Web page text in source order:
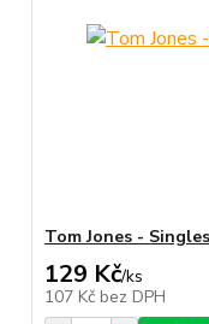
Tom Jones -
129 Kč/ks
107 Kč bez DPH